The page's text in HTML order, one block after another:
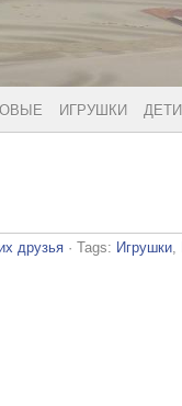
ИГРУШКИ ДЕТИ
друзья · Tags: Игрушки,